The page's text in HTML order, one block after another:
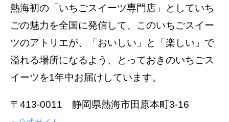
熱海初の「いちごスイーツ専門店」としていち
ごの魅力を全国に発信して、このいちごスイー
ツのアトリエが、「おいしい」と「楽しい」で
溢れる場所になるよう、とっておきのいちごス
イーツを1年中お届けしています。
〒413-0011 静岡県熱海市田原本町3-16